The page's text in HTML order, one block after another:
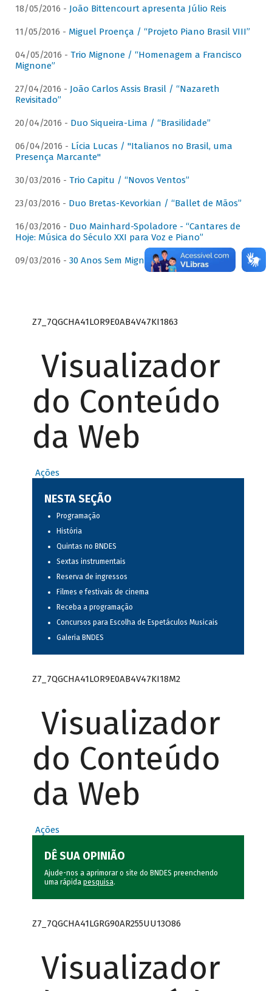
18/05/2016 - João Bittencourt apresenta Júlio Reis
11/05/2016 - Miguel Proença / “Projeto Piano Brasil VIII”
04/05/2016 - Trio Mignone / “Homenagem a Francisco
Mignone”
27/04/2016 - João Carlos Assis Brasil / “Nazareth
Revisitado”
20/04/2016 - Duo Siqueira-Lima / “Brasilidade”
06/04/2016 - Lícia Lucas / "Italianos no Brasil, uma
Presença Marcante"
30/03/2016 - Trio Capitu / “Novos Ventos”
23/03/2016 - Duo Bretas-Kevorkian / “Ballet de Mãos”
16/03/2016 - Duo Mainhard-Spoladore - “Cantares de
Hoje: Música do Século XXI para Voz e Piano”
09/03/2016 - 30 Anos Sem Mignone
Z7_7QGCHA41LOR9E0AB4V47KI1863
Visualizador
do Conteúdo
da Web
Ações
NESTA SEÇÃO
Programação
História
Quintas no BNDES
Sextas instrumentais
Reserva de ingressos
Filmes e festivais de cinema
Receba a programação
Concursos para Escolha de Espetáculos Musicais
Galeria BNDES
Z7_7QGCHA41LOR9E0AB4V47KI18M2
Visualizador
do Conteúdo
da Web
Ações
DÊ SUA OPINIÃO
Ajude-nos a aprimorar o site do BNDES preenchendo
uma rápida pesquisa.
Z7_7QGCHA41LGRG90AR255UU13O86
Visualizador